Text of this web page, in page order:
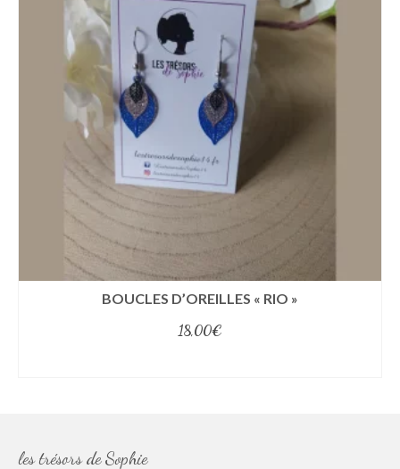
BOUCLES D’OREILLES « RIO »
18,00€
les trésors de Sophie